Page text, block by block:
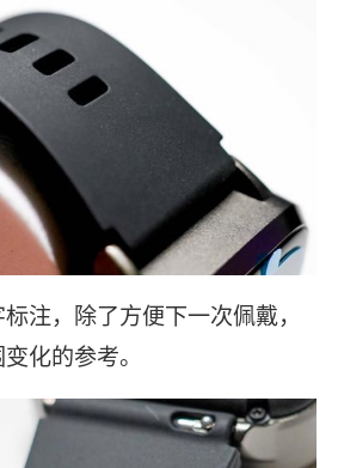
注，除了方便下一次佩戴，
化的参考。